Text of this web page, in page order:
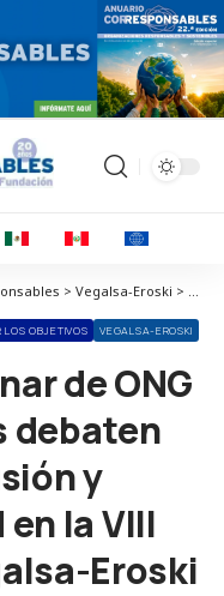
Corresponsables > Organizaciones Corresponsables > Vegalsa-Eroski > Más de un centenar de ONG y asociaciones debaten sobre inclusión y sostenibilidad en la VIII Jornada RSE Vegalsa-Eroski
OBJETIVOS VEGALSA-EROSKI
de ONG
debaten
y
la VIII
Eroski